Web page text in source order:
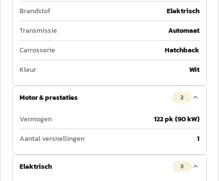
Brandstof
Elektrisch
Transmissie
Automaat
Carrosserie
Hatchback
Kleur
Wit
Motor & prestaties 2
Vermogen
122 pk (90 kW)
Aantal versnellingen
1
Elektrisch 3